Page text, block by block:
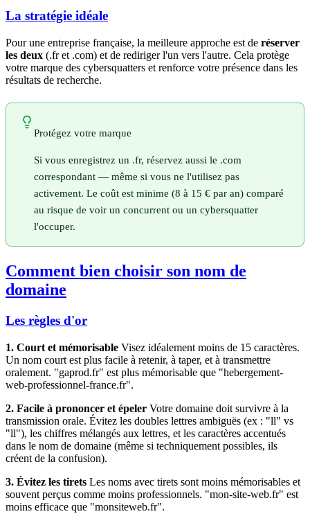
La stratégie idéale
Pour une entreprise française, la meilleure approche est de réserver
les deux (.fr et .com) et de rediriger l'un vers l'autre. Cela protège
votre marque des cybersquatters et renforce votre présence dans les
résultats de recherche.
Protégez votre marque
Si vous enregistrez un .fr, réservez aussi le .com
correspondant — même si vous ne l'utilisez pas
activement. Le coût est minime (8 à 15 € par an) comparé
au risque de voir un concurrent ou un cybersquatter
l'occuper.
Comment bien choisir son nom de
domaine
Les règles d'or
1. Court et mémorisable Visez idéalement moins de 15 caractères.
Un nom court est plus facile à retenir, à taper, et à transmettre
oralement. "gaprod.fr" est plus mémorisable que "hebergement-
web-professionnel-france.fr".
2. Facile à prononcer et épeler Votre domaine doit survivre à la
transmission orale. Évitez les doubles lettres ambiguës (ex : "ll" vs
"ll"), les chiffres mélangés aux lettres, et les caractères accentués
dans le nom de domaine (même si techniquement possibles, ils
créent de la confusion).
3. Évitez les tirets Les noms avec tirets sont moins mémorisables et
souvent perçus comme moins professionnels. "mon-site-web.fr" est
moins efficace que "monsiteweb.fr".